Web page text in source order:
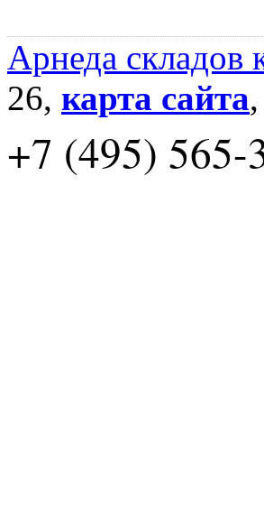
Арнеда складов
26, карта сайта,
+7 (495) 565-